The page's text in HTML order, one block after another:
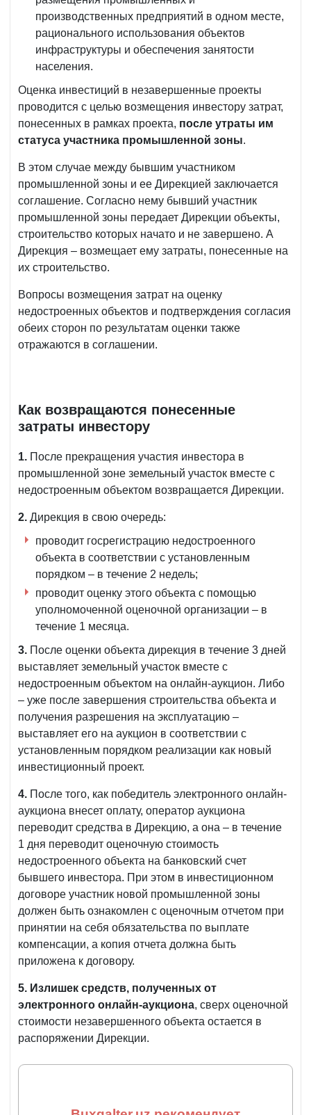
производственных предприятий в одном месте,
рационального использования объектов
инфраструктуры и обеспечения занятости
населения.
Оценка инвестиций в незавершенные проекты
проводится с целью возмещения инвестору затрат,
понесенных в рамках проекта, после утраты им
статуса участника промышленной зоны.
В этом случае между бывшим участником
промышленной зоны и ее Дирекцией заключается
соглашение. Согласно нему бывший участник
промышленной зоны передает Дирекции объекты,
строительство которых начато и не завершено. А
Дирекция – возмещает ему затраты, понесенные на
их строительство.
Вопросы возмещения затрат на оценку
недостроенных объектов и подтверждения согласия
обеих сторон по результатам оценки также
отражаются в соглашении.
Как возвращаются понесенные
затраты инвестору
1. После прекращения участия инвестора в
промышленной зоне земельный участок вместе с
недостроенным объектом возвращается Дирекции.
2. Дирекция в свою очередь:
проводит госрегистрацию недостроенного
объекта в соответствии с установленным
порядком – в течение 2 недель;
проводит оценку этого объекта с помощью
уполномоченной оценочной организации – в
течение 1 месяца.
3. После оценки объекта дирекция в течение 3 дней
выставляет земельный участок вместе с
недостроенным объектом на онлайн-аукцион. Либо
– уже после завершения строительства объекта и
получения разрешения на эксплуатацию –
выставляет его на аукцион в соответствии с
установленным порядком реализации как новый
инвестиционный проект.
4. После того, как победитель электронного онлайн-
аукциона внесет оплату, оператор аукциона
переводит средства в Дирекцию, а она – в течение
1 дня переводит оценочную стоимость
недостроенного объекта на банковский счет
бывшего инвестора. При этом в инвестиционном
договоре участник новой промышленной зоны
должен быть ознакомлен с оценочным отчетом при
принятии на себя обязательства по выплате
компенсации, а копия отчета должна быть
приложена к договору.
5. Излишек средств, полученных от
электронного онлайн-аукциона, сверх оценочной
стоимости незавершенного объекта остается в
распоряжении Дирекции.